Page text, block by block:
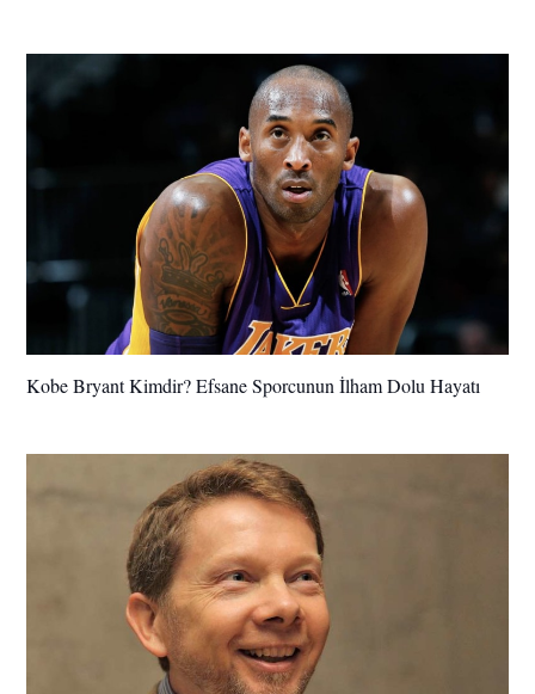
Kobe Bryant Kimdir? Efsane Sporcunun İlham Dolu Hayatı